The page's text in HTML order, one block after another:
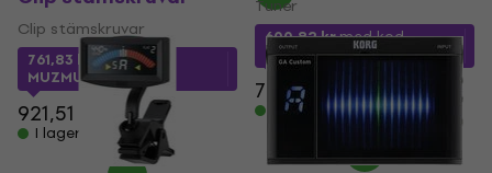
Clip stämskruvar
761,83 krmed kod
MUZMUZ-15
921,51 kr
I lager för E-shop
Tuner
600,82 krmed kod
MUZMUZ-10
702,32 kr
I lager för E-shop